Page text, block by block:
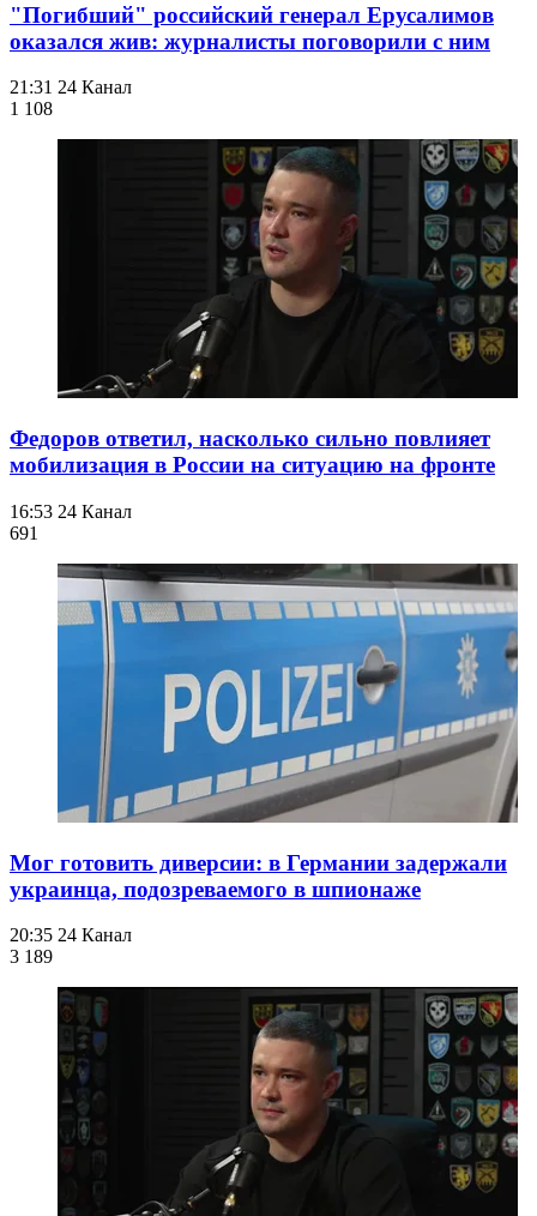
"Погибший" российский генерал Ерусалимов
оказался жив: журналисты поговорили с ним
21:31 24 Канал
1 108
Федоров ответил, насколько сильно повлияет
мобилизация в России на ситуацию на фронте
16:53 24 Канал
691
Мог готовить диверсии: в Германии задержали
украинца, подозреваемого в шпионаже
20:35 24 Канал
3 189